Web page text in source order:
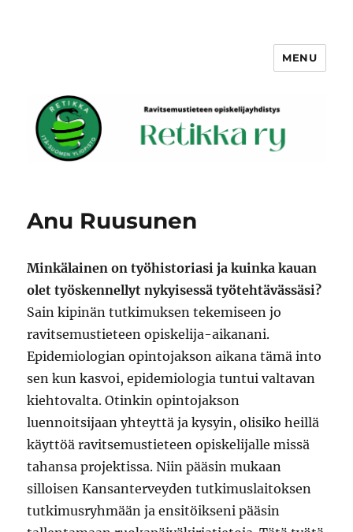
MENU
Anu Ruusunen
Minkälainen on työhistoriasi ja kuinka kauan
olet työskennellyt nykyisessä työtehtävässäsi?
Sain kipinän tutkimuksen tekemiseen jo
ravitsemustieteen opiskelija-aikanani.
Epidemiologian opintojakson aikana tämä into
sen kun kasvoi, epidemiologia tuntui valtavan
kiehtovalta. Otinkin opintojakson
luennoitsijaan yhteyttä ja kysyin, olisiko heillä
käyttöä ravitsemustieteen opiskelijalle missä
tahansa projektissa. Niin pääsin mukaan
silloisen Kansanterveyden tutkimuslaitoksen
tutkimusryhmään ja ensitöikseni pääsin